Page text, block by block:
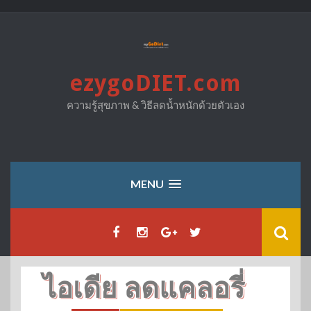
ezygoDIET.com
ความรู้สุขภาพ & วิธีลดน้ำหนักด้วยตัวเอง
MENU
ไอเดีย ลดแคลอรี่